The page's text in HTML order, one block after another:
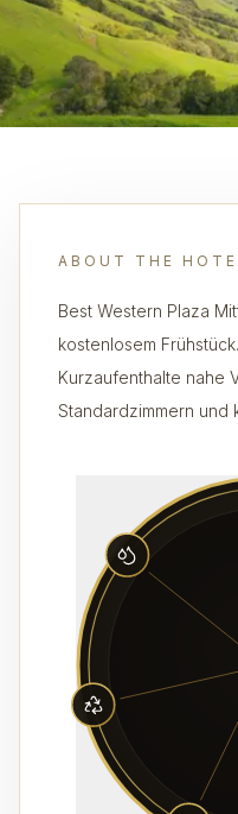
ABOUT THE
Best Western Plaza
kostenlosem
Kurzaufenthalte nahe
Standardzimmern und